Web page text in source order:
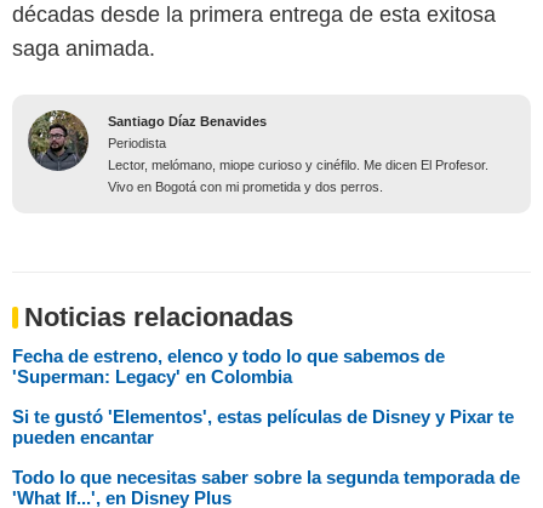
décadas desde la primera entrega de esta exitosa
saga animada.
Santiago Díaz Benavides
Periodista
Lector, melómano, miope curioso y cinéfilo. Me dicen El Profesor.
Vivo en Bogotá con mi prometida y dos perros.
Noticias relacionadas
Fecha de estreno, elenco y todo lo que sabemos de
'Superman: Legacy' en Colombia
Si te gustó 'Elementos', estas películas de Disney y Pixar te
pueden encantar
Todo lo que necesitas saber sobre la segunda temporada de
'What If...', en Disney Plus